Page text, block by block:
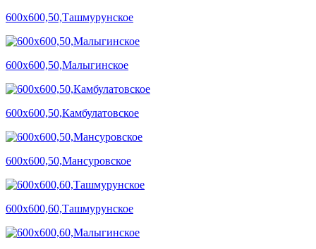
600х600,50,Ташмурунское
600х600,50,Малыгинское
600х600,50,Камбулатовское
600х600,50,Мансуровское
600х600,60,Ташмурунское